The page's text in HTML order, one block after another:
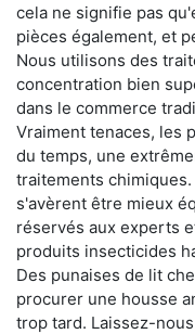
cela ne signifie pas
pièces également, et
Nous utilisons des
concentration bien
dans le commerce
Vraiment tenaces, les
du temps, une
traitements
s'avèrent être mieux
réservés aux experts
produits insecticides
Des punaises de lit
procurer une housse
trop tard. Laissez-